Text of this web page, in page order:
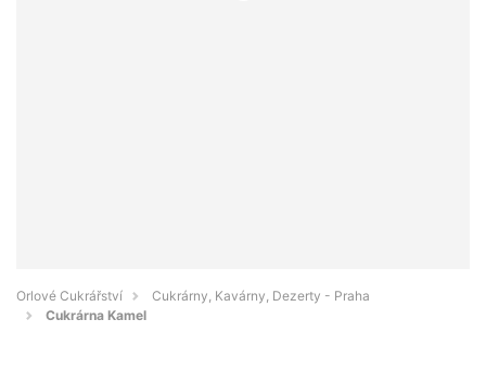
Orlové Cukrářství
Cukrárny, Kavárny, Dezerty - Praha
Cukrárna Kamel